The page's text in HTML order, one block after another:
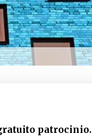
patrocinio.